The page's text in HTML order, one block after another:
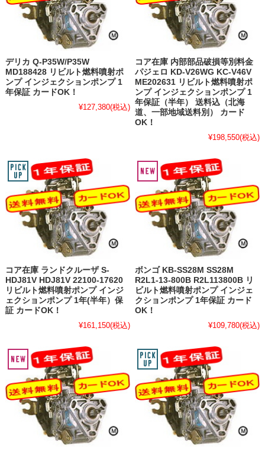
デリカ Q-P35W/P35W
MD188428 リビルト燃料噴射ポ
ンプ インジェクションポンプ 1
年保証 カードOK！
¥127,380(税込)
コア在庫 内部部品破損等別料金
パジェロ KD-V26WG KC-V46V
ME202631 リビルト燃料噴射ポ
ンプ インジェクションポンプ 1
年保証（半年） 送料込（北海
道、一部地域送料別） カード
OK！
¥198,550(税込)
コア在庫 ランドクルーザ S-
HDJ81V HDJ81V 22100-17620
リビルト燃料噴射ポンプ インジ
ェクションポンプ 1年(半年）保
証 カードOK！
¥161,150(税込)
ボンゴ KB-SS28M SS28M
R2L1-13-800B R2L113800B リ
ビルト燃料噴射ポンプ インジェ
クションポンプ 1年保証 カード
OK！
¥109,780(税込)